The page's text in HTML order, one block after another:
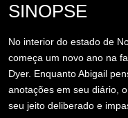
SINOPSE
No interior do estado de
começa um novo ano na
Dyer. Enquanto Abigail
anotações em seu diário,
seu jeito deliberado e